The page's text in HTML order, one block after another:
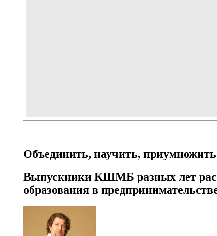
Объединить, научить, приумножить
Выпускники КШМБ разных лет
образования в